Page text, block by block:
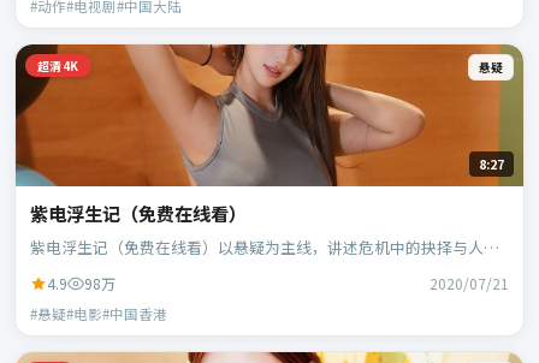
#动作#电视剧#中国大陆
超清4K 悬疑
8:27
紫电浮生记（免费在线看）
紫电浮生记（免费在线看）以悬疑为主线，讲述危机中的抉择与人物
4.9 98万 2020/07/21
#悬疑#电影#中国香港